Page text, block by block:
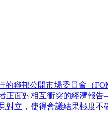
聯邦公開市場委員會（
正面對相互衝突的經濟報
立，使得會議結果極度